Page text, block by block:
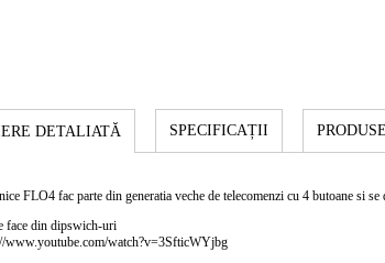
DETALIATĂ SPECIFICAȚII
FLO4 fac parte din generatia veche de telecomenzi cu 4 butoane si
face din dipswich-uri
www.youtube.com/watch?v=3SfticWYjbg